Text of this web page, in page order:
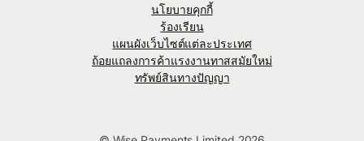
นโยบายคุกกี้
ร้องเรียน
แผนผังเว็บไซต์แต่ละประเทศ
ถ้อยแถลงการค้าแรงงานทาสสมัยใหม่
ทรัพย์สินทางปัญญา